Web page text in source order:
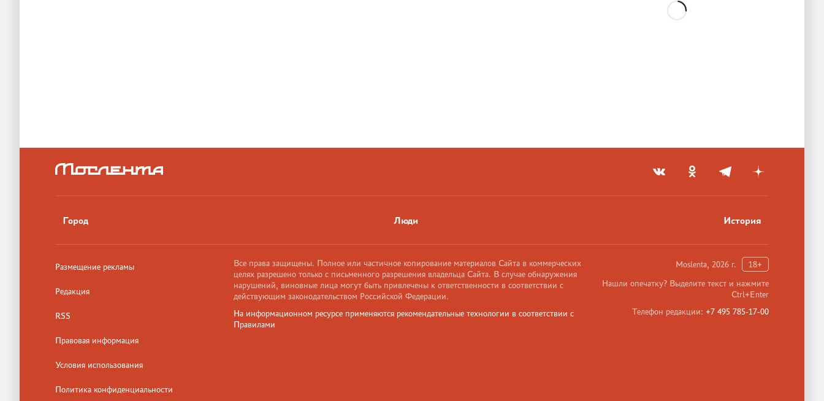
Город Люди История
Размещение рекламы
Редакция
RSS
Правовая информация
Условия использования
Политика конфиденциальности
Moslenta, 2026 г.
18+
Нашли опечатку? Выделите текст и нажмите
Ctrl+Enter
Телефон редакции: +7 495 785-17-00
Все права защищены. Полное или частичное копирование материалов Сайта в коммерческих
целях разрешено только с письменного разрешения владельца Сайта. В случае обнаружения
нарушений, виновные лица могут быть привлечены к ответственности в соответствии с
действующим законодательством Российской Федерации.
На информационном ресурсе применяются рекомендательные технологии в соответствии с
Правилами